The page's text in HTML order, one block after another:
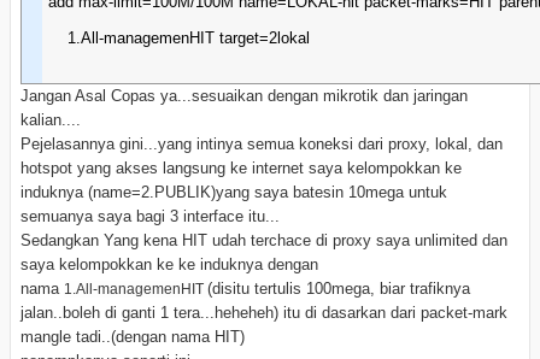
1.All-managemenHIT target=2lokal
Jangan Asal Copas ya...sesuaikan dengan mikrotik dan jaringan
kalian....
Pejelasannya gini...yang intinya semua koneksi dari proxy, lokal, dan
hotspot yang akses langsung ke internet saya kelompokkan ke
induknya (name=2.PUBLIK)yang saya batesin 10mega untuk
semuanya saya bagi 3 interface itu...
Sedangkan Yang kena HIT udah terchace di proxy saya unlimited dan
saya kelompokkan ke ke induknya dengan
nama 1.All-managemenHIT (disitu tertulis 100mega, biar trafiknya
jalan..boleh di ganti 1 tera...heheheh) itu di dasarkan dari packet-mark
mangle tadi..(dengan nama HIT)